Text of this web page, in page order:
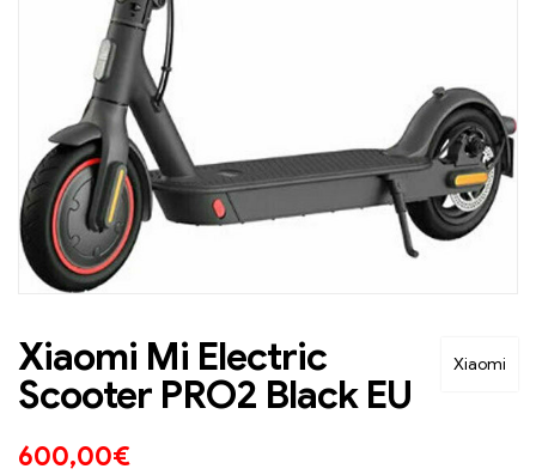
Xiaomi
Xiaomi Mi Electric
Scooter PRO2 Black EU
600,00€